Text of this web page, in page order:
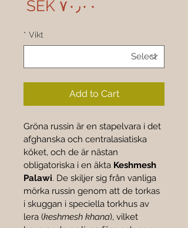
SEK ۷۰٫۰۰
Vikt
*
Add to Cart
Gröna russin är en stapelvara i det
afghanska och centralasiatiska
köket, och de är nästan
obligatoriska i en äkta Keshmesh
Palawi. De skiljer sig från vanliga
mörka russin genom att de torkas
i skuggan i speciella torkhus av
lera (keshmesh khana), vilket